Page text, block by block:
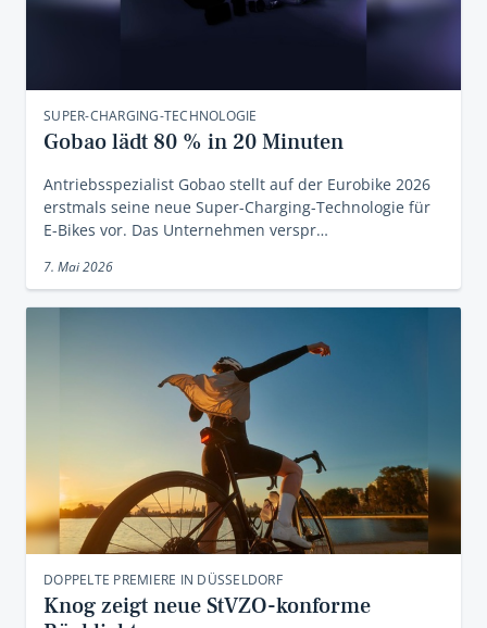
SUPER-CHARGING-TECHNOLOGIE
Gobao lädt 80 % in 20 Minuten
Antriebsspezialist Gobao stellt auf der Eurobike 2026
erstmals seine neue Super-Charging-Technologie für
E-Bikes vor. Das Unternehmen verspr…
7. Mai 2026
DOPPELTE PREMIERE IN DÜSSELDORF
Knog zeigt neue StVZO-konforme